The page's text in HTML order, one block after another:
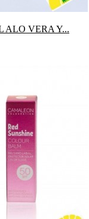
ALO VERA Y...